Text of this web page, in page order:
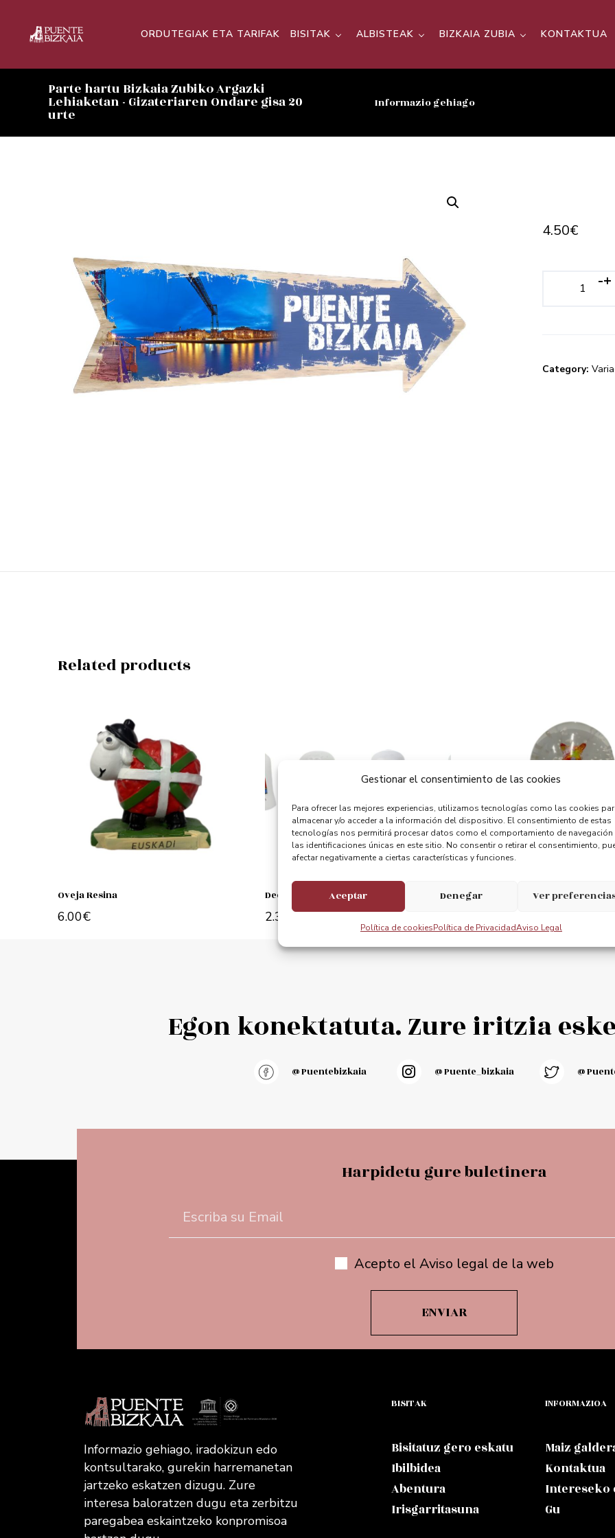
Gestionar el consentimiento de las cookies
Para ofrecer las mejores experiencias, utilizamos tecnologías como las cookies
almacenar y/o acceder a la información del dispositivo. El consentimiento de estas
tecnologías nos permitirá procesar datos como el comportamiento de navegación
las identificaciones únicas en este sitio. No consentir o retirar el consentimiento,
afectar negativamente a ciertas características y funciones.
Aceptar Denegar Ver
Política de cookiesPolítica de PrivacidadAviso Legal
ORDUTEGIAK ETA TARIFAK BISITAK ALBISTEAK BIZKAIA ZUBIA KONTAKTUA
Parte hartu Bizkaia Zubiko Argazki
Lehiaketan - Gizateriaren Ondare gisa 20
urte
Informazio gehiago
4.50€
-+
Category:
Related products
Oveja Resina
6.00€
Dedal
2.35
€
Add to cart
Bola De Nieve Puppy
Add to cart
Egon konektatuta. Zure iritzia
@puentebizkaia @puente_bizkaia
Harpidetu gure buletinera
Acepto el Aviso legal de la web
Informazio gehiago, iradokizun edo
kontsultarako, gurekin harremanetan
jartzeko eskatzen dizugu. Zure
interesa baloratzen dugu eta zerbitzu
paregabea eskaintzeko konpromisoa
BISITAK
Bisitatuz gero eskatu
Ibilbidea
Abentura
Irisgarritasuna
INFORMAZIOA
Maiz
Kontaktua
Intereseko
Gu